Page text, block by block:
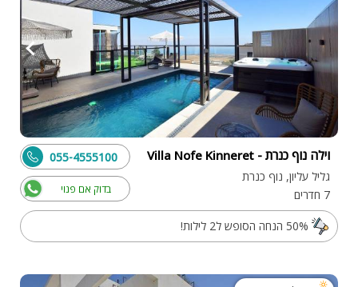
וילה נוף כנרת - Villa Nofe Kinneret
גליל עליון, נוף כנרת
7 חדרים
בדוק אם פנוי
055-4555100
50% הנחה הסופש ל2 לילות!